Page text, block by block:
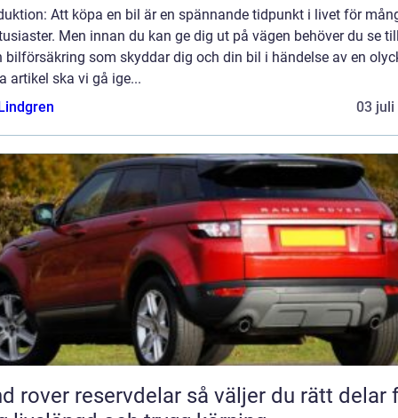
Att köpa en bil är en spännande tidpunkt i livet för
Men innan du kan ge dig ut på vägen behöver du se
bilförsäkring som skyddar dig och din bil i händelse av en
artikel ska vi gå ige...
03 juli
reservdelar så väljer du rätt delar för